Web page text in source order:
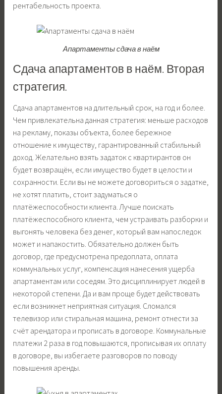
рентабельность проекта.
Апартаменты сдача в наём
Сдача апартаментов в наём. Вторая
стратегия.
Сдача апартаментов на длительный срок, на год и более.
Чем привлекательна данная стратегия: меньше расходов
на рекламу, показы объекта, более бережное
отношение к имуществу, гарантированный стабильный
доход. Желательно взять задаток с квартирантов он
будет возвращён, если имущество будет в целости и
сохранности. Если вы не можете договориться о задатке,
не хотят платить, стоит задуматься о
платёжеспособности клиента. Лучше поискать
платёжеспособного клиента, чем устраивать разборки и
выгонять человека без денег, который вам напоследок
может и напакостить. Обязательно должен быть
договор, где предусмотрена предоплата, оплата
коммунальных услуг, компенсация нанесения ущерба
апартаментам или соседям. Это дисциплинирует людей в
некоторой степени. Да и вам проще будет действовать
если возникнет неприятная ситуация. Сломался
телевизор или стиральная машина, ремонт отнести за
счёт арендатора и прописать в договоре. Коммунальные
платежи 2 раза в год повышаются, прописывая их оплату
в договоре, вы избегаете разговоров по поводу
повышения аренды.